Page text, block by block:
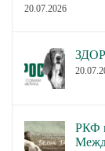
20.07.2026
РКФ